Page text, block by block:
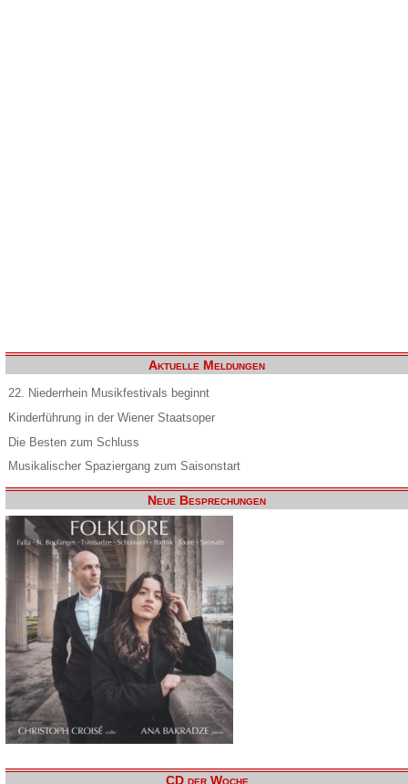
Aktuelle Meldungen
22. Niederrhein Musikfestivals beginnt
Kinderführung in der Wiener Staatsoper
Die Besten zum Schluss
Musikalischer Spaziergang zum Saisonstart
Neue Besprechungen
CD der Woche